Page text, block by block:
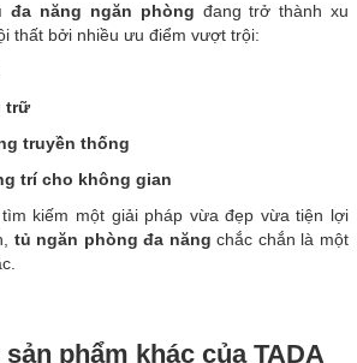
đa năng ngăn phòng đang trở thành xu
thất bởi nhiều ưu điểm vượt trội:
trữ
truyền thống
trí cho không gian
kiếm một giải pháp vừa đẹp vừa tiện lợi
tủ ngăn phòng đa năng chắc chắn là một
phẩm khác của TADA